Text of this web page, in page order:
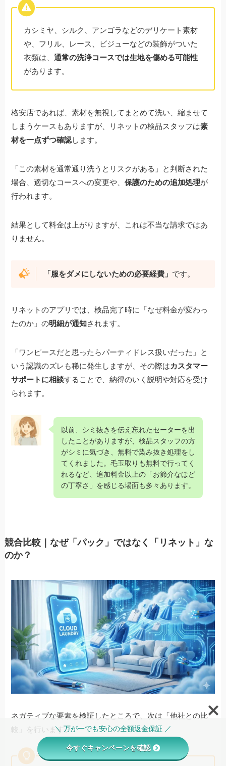
カシミヤ、シルク、アンゴラなどのデリケート素材
や、フリル、レース、ビジューなどの装飾がついた
衣類は、 通常の洗浄コースでは生地を傷める可能性
があります。
格安店であれば、素材を無視してまとめて洗い、縮ませて
しまうケースもありますが、リネットの検品スタッフは素
材を一点ずつ確認します。
「この素材を通常通り洗うとリスクがある」と判断された
場合、適切なコースへの変更や、保護のための追加処理が
行われます。
結果として料金は上がりますが、これは不当な請求ではあ
りません。
「服をダメにしないための必要経費」 です。
リネットのアプリでは、検品完了時に「なぜ料金が変わっ
たのか」の明細が通知されます。
「ワンピースだと思ったらパーティドレス扱いだった」と
いう認識のズレも稀に発生しますが、その際はカスタマー
サポートに相談することで、納得のいく説明や対応を受け
られます。
以前、シミ抜きを伝え忘れたセーターを出
したことがありますが、検品スタッフの方
がシミに気づき、無料で染み抜き処理をし
てくれました。毛玉取りも無料で行ってく
れるなど、追加料金以上の「お節介なほど
の丁寧さ」を感じる場面も多々あります。
競合比較｜なぜ「パック」ではなく「リネット」な
のか？
ネガティブな要素を検証したところで、次は「他社との比
較」を行います。＼ 万が一でも安心の全額返金保証 ／
今すぐキャンペーンを確認